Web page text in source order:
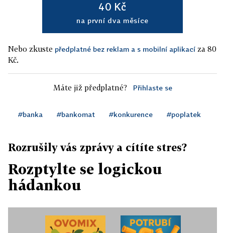
40 Kč
na první dva měsíce
Nebo zkuste předplatné bez reklam a s mobilní aplikací za 80
Kč.
Máte již předplatné? Přihlaste se
#banka #bankomat #konkurence #poplatek
Rozrušily vás zprávy a cítíte stres?
Rozptylte se logickou
hádankou